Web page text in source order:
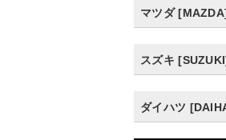
マツダ
スズキ
ダイハツ